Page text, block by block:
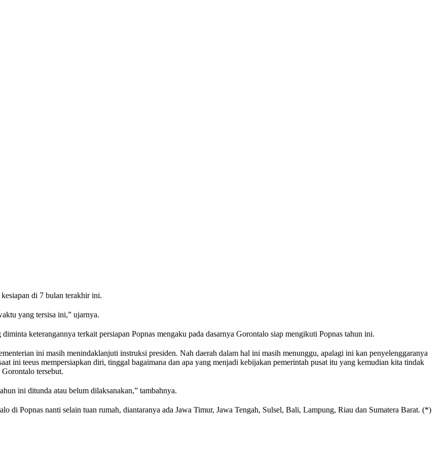
di 7 bulan terakhir ini.
yang tersisa ini,” ujarnya.
keterangannya terkait persiapan Popnas mengaku pada dasarnya Gorontalo siap mengikuti Popnas tahun ini.
ini masih menindaklanjuti instruksi presiden. Nah daerah dalam hal ini masih menunggu, apalagi ini kan penyelenggaranya
ini teeus mempersiapkan diri, tinggal bagaimana dan apa yang menjadi kebijakan pemerintah pusat itu yang kemudian kita tindak
tersebut.
ini ditunda atau belum dilaksanakan,” tambahnya.
di Popnas nanti selain tuan rumah, diantaranya ada Jawa Timur, Jawa Tengah, Sulsel, Bali, Lampung, Riau dan Sumatera Barat. (*)